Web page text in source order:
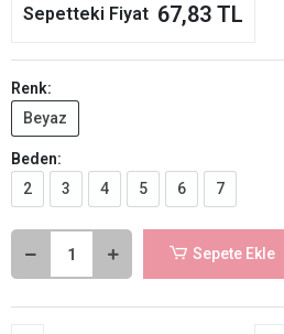
Sepetteki Fiyat 67,83 TL
Renk:
Beyaz
Beden:
2
3 4 5 6 7
Sepete Ekle